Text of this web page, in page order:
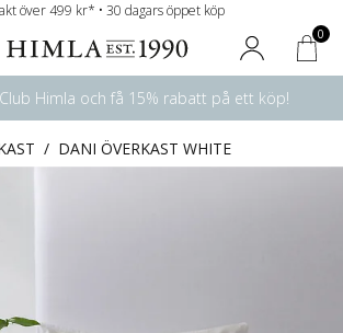
över 499 kr* • 30 dagars öppet köp
0
Himla och få 15% rabatt på ett köp!
/ DANI ÖVERKAST WHITE